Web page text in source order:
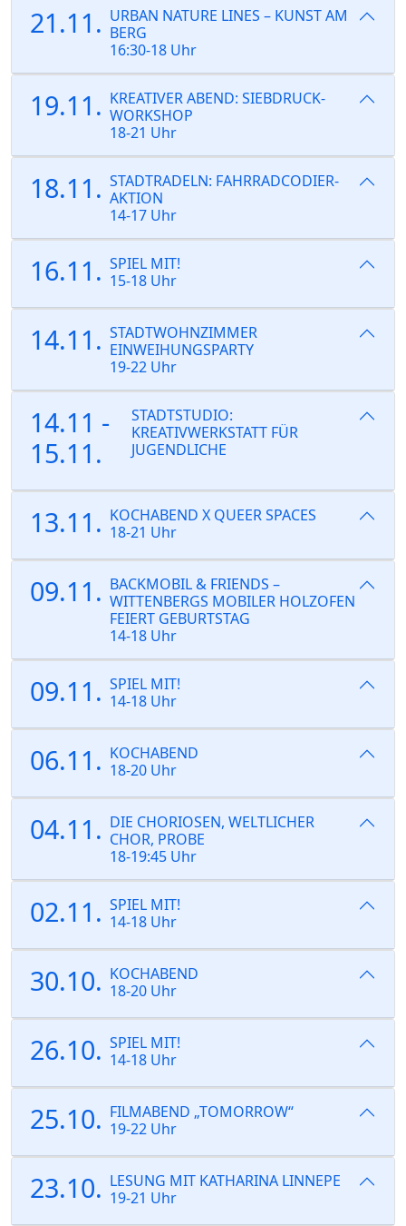
21.11. URBAN NATURE LINES – KUNST AM
BERG
16:30-18 Uhr
19.11. KREATIVER ABEND: SIEBDRUCK-
WORKSHOP
18-21 Uhr
18.11. STADTRADELN: FAHRRADCODIER-
AKTION
14-17 Uhr
16.11. SPIEL MIT!
15-18 Uhr
14.11. STADTWOHNZIMMER
EINWEIHUNGSPARTY
19-22 Uhr
14.11 -
15.11.
STADTSTUDIO:
KREATIVWERKSTATT FÜR
JUGENDLICHE
13.11. KOCHABEND X QUEER SPACES
18-21 Uhr
09.11. BACKMOBIL & FRIENDS –
WITTENBERGS MOBILER HOLZOFEN
FEIERT GEBURTSTAG
14-18 Uhr
09.11. SPIEL MIT!
14-18 Uhr
06.11. KOCHABEND
18-20 Uhr
04.11. DIE CHORIOSEN, WELTLICHER
CHOR, PROBE
18-19:45 Uhr
02.11. SPIEL MIT!
14-18 Uhr
30.10. KOCHABEND
18-20 Uhr
26.10. SPIEL MIT!
14-18 Uhr
25.10. FILMABEND „TOMORROW“
19-22 Uhr
23.10. LESUNG MIT KATHARINA LINNEPE
19-21 Uhr